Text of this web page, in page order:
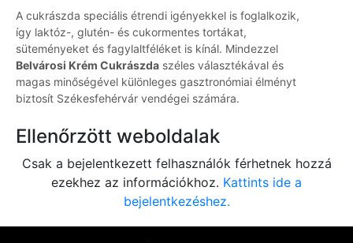
A cukrászda speciális étrendi igényekkel is foglalkozik,
így laktóz-, glutén- és cukormentes tortákat,
süteményeket és fagylaltféléket is kínál. Mindezzel
Belvárosi Krém Cukrászda széles választékával és
magas minőségével különleges gasztronómiai élményt
biztosít Székesfehérvár vendégei számára.
Ellenőrzött weboldalak
Csak a bejelentkezett felhasználók férhetnek hozzá
ezekhez az információkhoz. Kattints ide a
bejelentkezéshez.